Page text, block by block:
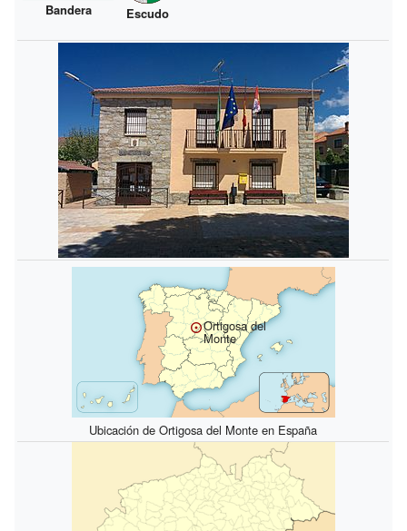
Bandera Escudo
Ortigosa del
Monte
Ubicación de Ortigosa del Monte en España